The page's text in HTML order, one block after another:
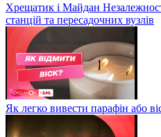
Хрещатик і Майдан
станцій та пересадочних вузлів
Як легко вивести парафін або